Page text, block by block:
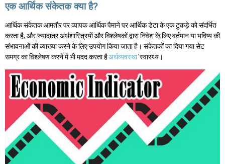
एक आर्थिक संकेतक क्या है?
आर्थिक संकेतक आमतौर पर व्यापक आर्थिक पैमाने पर आर्थिक डेटा के एक टुकड़े को संदर्भित
करता है, और ज्यादातर अर्थशास्त्रियों और विश्लेषकों द्वारा निवेश के लिए वर्तमान या भविष्य की
संभावनाओं की व्याख्या करने के लिए उपयोग किया जाता है। संकेतकों का दिया गया सेट
समग्र का विश्लेषण करने में भी मदद करता हैअर्थव्यवस्था'स्वास्थ्य।